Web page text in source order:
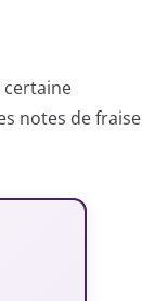
certaine
notes de fraise